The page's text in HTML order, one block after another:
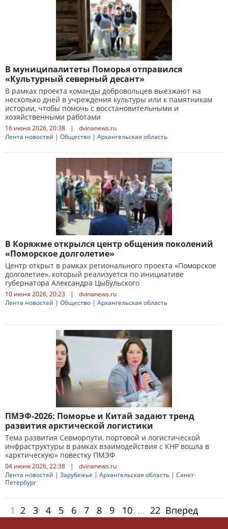
В муниципалитеты Поморья отправился
«Культурный северный десант»
В рамках проекта команды добровольцев выезжают на
несколько дней в учреждения культуры или к памятникам
истории, чтобы помочь с восстановительными и
хозяйственными работами
16 июня 2026, 20:38 |
dvinanews.ru
Лента новостей | Общество | Архангельская область
В Коряжме открылся центр общения поколений
«Поморское долголетие»
Центр открыт в рамках регионального проекта «Поморское
долголетие», который реализуется по инициативе
губернатора Александра Цыбульского
10 июня 2026, 20:23 |
dvinanews.ru
Лента новостей | Общество | Архангельская область
ПМЭФ-2026: Поморье и Китай задают тренд
развития арктической логистики
Тема развития Севморпути, портовой и логистической
инфраструктуры в рамках взаимодействия с КНР вошла в
«арктическую» повестку ПМЭФ
04 июня 2026, 22:38 |
dvinanews.ru
Лента новостей | Зарубежье | Архангельская область | Санкт-
Петербург
1 2 3 4 5 6 7 8 9 10 ... 22 Вперед